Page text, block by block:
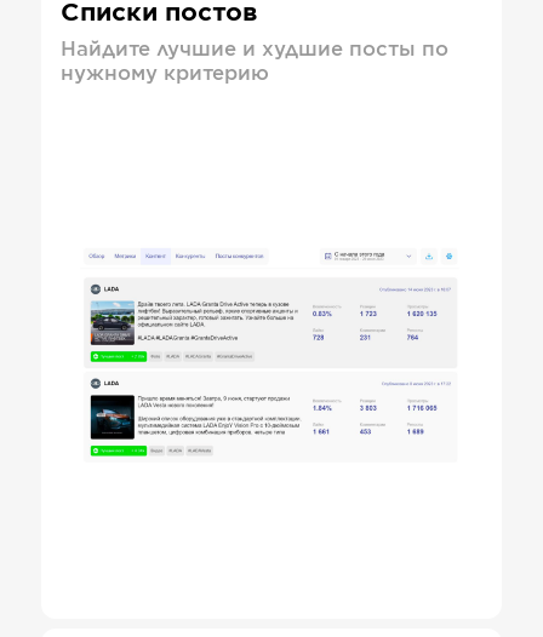
Списки постов
Найдите лучшие и худшие посты по
нужному критерию